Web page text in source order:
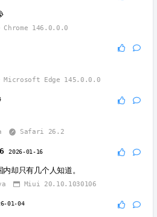
Chrome 146.0.0.0
Microsoft Edge 145.0.0.0
Safari 26.2
2026-01-16
却只有几个人知道。
Miui 20.10.1030106
01-04